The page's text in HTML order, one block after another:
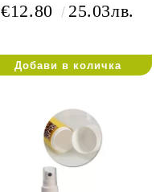
€12.80 25.03лв.